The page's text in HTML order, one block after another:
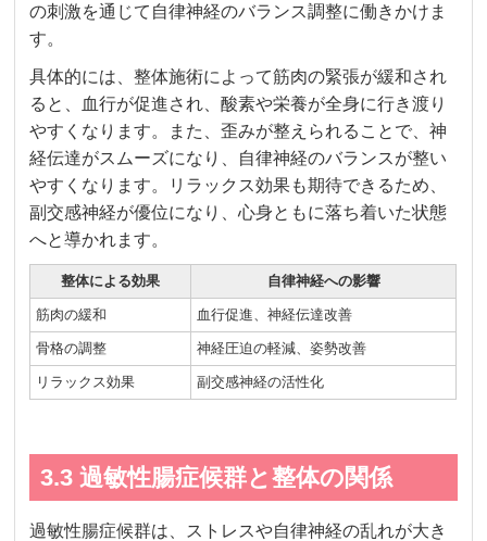
の刺激を通じて自律神経のバランス調整に働きかけま
す。
具体的には、整体施術によって筋肉の緊張が緩和され
ると、血行が促進され、酸素や栄養が全身に行き渡り
やすくなります。また、歪みが整えられることで、神
経伝達がスムーズになり、自律神経のバランスが整い
やすくなります。リラックス効果も期待できるため、
副交感神経が優位になり、心身ともに落ち着いた状態
へと導かれます。
整体による効果 自律神経への影響
筋肉の緩和 血行促進、神経伝達改善
骨格の調整 神経圧迫の軽減、姿勢改善
リラックス効果 副交感神経の活性化
3.3 過敏性腸症候群と整体の関係
過敏性腸症候群は、ストレスや自律神経の乱れが大き